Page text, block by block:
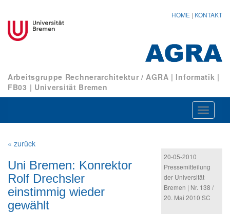
HOME | KONTAKT
Arbeitsgruppe Rechnerarchitektur / AGRA | Informatik |
FB03 | Universität Bremen
ein-/
« zurück
Uni Bremen: Konrektor
Rolf Drechsler
einstimmig wieder
gewählt
20-05-2010
Pressemitteilung
der Universität
Bremen | Nr. 138 /
20. Mai 2010 SC